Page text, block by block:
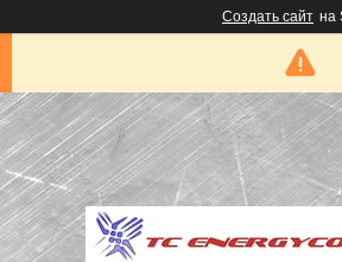
Создать сайт на